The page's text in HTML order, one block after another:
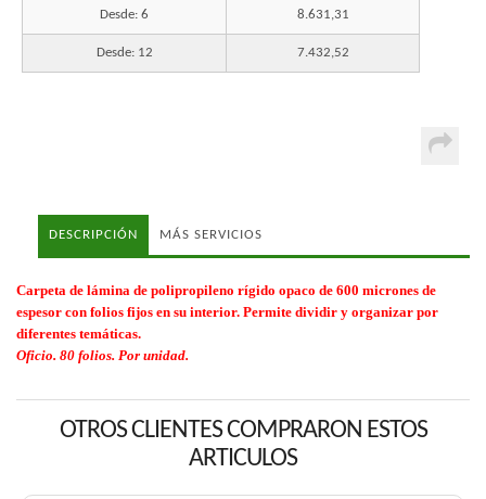
Desde: 6 8.631,31
Desde: 12 7.432,52
DESCRIPCIÓN MÁS SERVICIOS
Carpeta de lámina de polipropileno rígido opaco de 600 micrones de
espesor con folios fijos en su interior. Permite dividir y organizar por
diferentes temáticas.
Oficio. 80 folios. Por unidad.
OTROS CLIENTES COMPRARON ESTOS
ARTICULOS